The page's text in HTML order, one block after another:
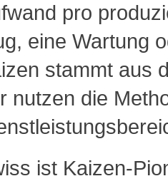
pro
eine Wartung
stammt aus
nutzen die
ist Kaizen-